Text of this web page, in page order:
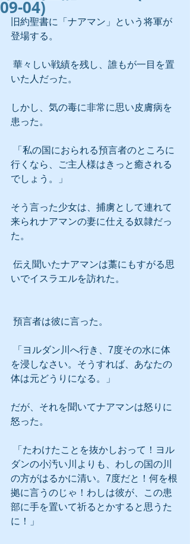
09-04)
旧約聖書に「ナアマン」という将軍が
登場する。
いた人だった。
しかし、気の毒に非常に思い皮膚病を
患った。
行くなら、ご主人様はきっと癒される
でしょう。」
そう言った少女は、捕虜として連れて
来られナアマンの妻に仕える奴隷だっ
た。
いでイスラエルを訪れた。
預言者は彼に言った。
を浸しなさい。そうすれば、あなたの
体は元どうりになる。」
だが、それを聞いてナアマンは怒りに
怒った。
ダンの小汚い川よりも、わしの国の川
の方がはるかに清い。7度だと！何を根
拠に言うのじゃ！わしは彼が、この患
部に手を置いて祈るとかすると思うた
に！」